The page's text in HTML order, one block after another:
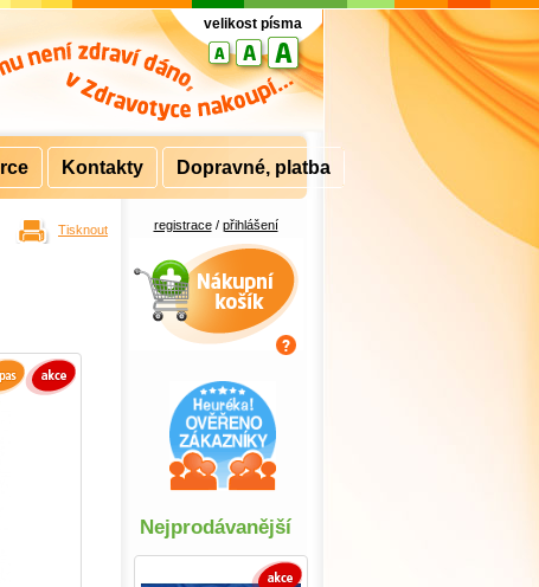
registrace/ přihlášení
Nákupní košík
velikost písma
Tisknout
Nejprodávanější
Kontakty Dopravné, platba